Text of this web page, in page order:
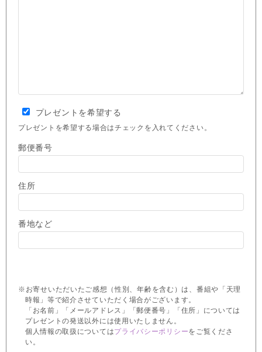
プレゼントを希望する
プレゼントを希望する場合はチェックを入れてください。
郵便番号
住所
番地など
※お寄せいただいたご感想（性別、年齢を含む）は、番組や「天理
時報」等で紹介させていただく場合がございます。
「お名前」「メールアドレス」「郵便番号」「住所」については
プレゼントの発送以外には使用いたしません。
個人情報の取扱についてはプライバシーポリシーをご覧くださ
い。